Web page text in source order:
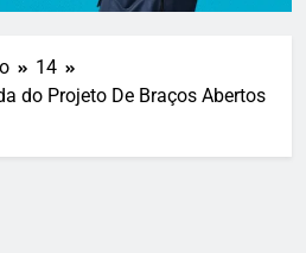
14
do Projeto De Braços Abertos